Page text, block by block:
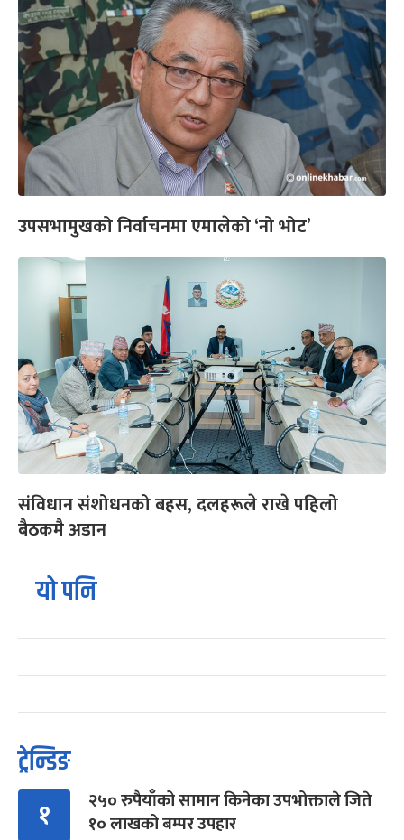
उपसभामुखको निर्वाचनमा एमालेको ‘नो भोट’
संविधान संशोधनको बहस, दलहरूले राखे पहिलो
बैठकमै अडान
यो पनि
ट्रेन्डिङ
१
२५० रुपैयाँको सामान किनेका उपभोक्ताले जिते
१० लाखको बम्पर उपहार